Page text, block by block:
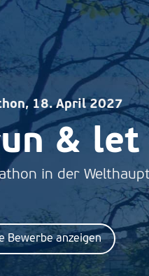
18. April 2027
&
in der
Bewerbe anzeigen